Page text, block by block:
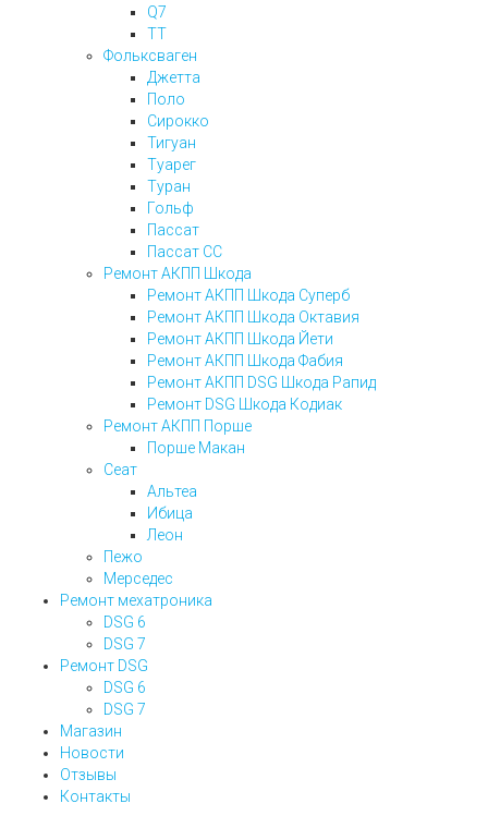
Q7
ТТ
Фольксваген
Джетта
Поло
Сирокко
Тигуан
Туарег
Туран
Гольф
Пассат
Пассат СС
Ремонт АКПП Шкода
Ремонт АКПП Шкода Суперб
Ремонт АКПП Шкода Октавия
Ремонт АКПП Шкода Йети
Ремонт АКПП Шкода Фабия
Ремонт АКПП DSG Шкода Рапид
Ремонт DSG Шкода Кодиак
Ремонт АКПП Порше
Порше Макан
Сеат
Альтеа
Ибица
Леон
Пежо
Мерседес
Ремонт мехатроника
DSG 6
DSG 7
Ремонт DSG
DSG 6
DSG 7
Магазин
Новости
Отзывы
Контакты